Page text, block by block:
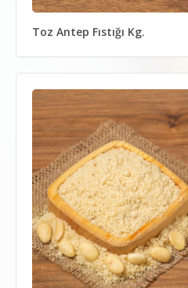
Toz Antep Fıstığı Kg.